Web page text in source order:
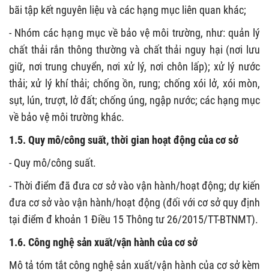
bãi tập kết nguyên liệu và các hạng mục liên quan khác;
- Nhóm các hạng mục về bảo vệ môi trường, như: quản lý
chất thải rắn thông thường và chất thải nguy hại (nơi lưu
giữ, nơi trung chuyển, nơi xử lý, nơi chôn lấp); xử lý nước
thải; xử lý khí thải; chống ồn, rung; chống xói lở, xói mòn,
sụt, lún, trượt, lở đất; chống úng, ngập nước; các hạng mục
về bảo vệ môi trường khác.
1.5. Quy mô/công suất, thời gian hoạt động của cơ sở
- Quy mô/công suất.
- Thời điểm đã đưa cơ sở vào vận hành/hoạt động; dự kiến
đưa cơ sở vào vận hành/hoạt động (đối với cơ sở quy định
tại điểm đ khoản 1 Điều 15 Thông tư 26/2015/TT-BTNMT).
1.6. Công nghệ sản xuất/vận hành của cơ sở
Mô tả tóm tắt công nghệ sản xuất/vận hành của cơ sở kèm